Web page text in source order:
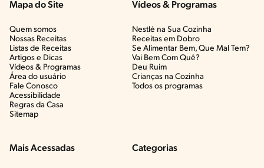
Mapa do Site
Quem somos
Nossas Receitas
Listas de Receitas​
Artigos e Dicas​
Vídeos & Programas​
Área do usuário
Fale Conosco
Acessibilidade
Regras da Casa
Sitemap
Vídeos & Programas​
Nestlé na Sua Cozinha
Receitas em Dobro
Se Alimentar Bem, Que Mal Tem?​
Vai Bem Com Quê?​
Deu Ruim​
Crianças na Cozinha​
Todos os programas
Mais Acessadas Categorias